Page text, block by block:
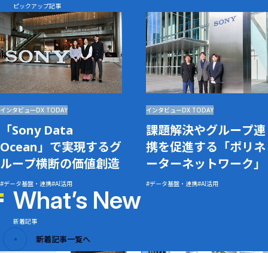
ピックアップ記事
インタビューDX TODAY
「Sony Data
Ocean」で実現するグ
ループ横断の価値創造
データ基盤・連携 AI活用
インタビューDX TODAY
課題解決やグループ連
携を促進する「ポリネ
ーターネットワーク」
データ基盤・連携 AI活用
What’s New
新着記事
新着記事一覧へ